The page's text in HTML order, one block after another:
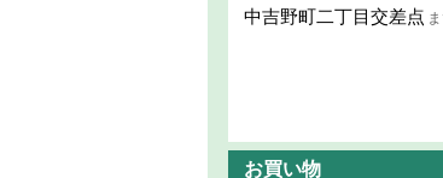
中吉野町二丁目交差点
お買い物